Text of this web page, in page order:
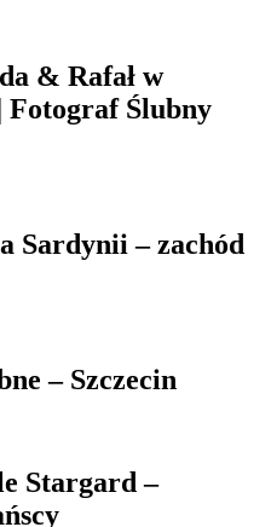
& Rafał w
Ślubny
Sardynii – zachód
– Szczecin
Stargard –